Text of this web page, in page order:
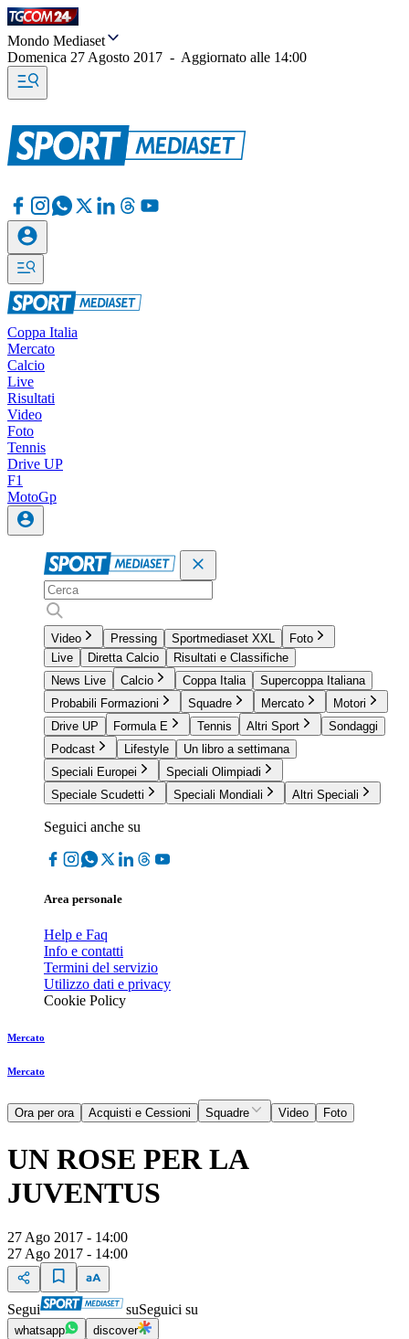
Mondo Mediaset
Domenica 27 Agosto 2017 - Aggiornato alle 14:00
Coppa Italia
Mercato
Calcio
Live
Risultati
Video
Foto
Tennis
Drive UP
F1
MotoGp
Video Pressing Sportmediaset XXL
Foto
Live
Diretta Calcio
Risultati e Classifiche
News Live
Calcio Coppa Italia
Supercoppa Italiana
Probabili Formazioni
Squadre Mercato
Motori
Drive UP
Formula E Tennis Altri Sport
Sondaggi
Podcast
Lifestyle
Un libro a settimana
Speciali Europei
Speciali Olimpiadi
Speciale Scudetti
Speciali Mondiali Altri Speciali
Seguici anche su
Area personale
Help e Faq
Info e contatti
Termini del servizio
Utilizzo dati e privacy
Cookie Policy
Mercato
Mercato
Ora per ora Acquisti e Cessioni Squadre Video Foto
UN ROSE PER LA
JUVENTUS
27 Ago 2017 - 14:00
27 Ago 2017 - 14:00
Segui suSeguici su
whatsapp discover